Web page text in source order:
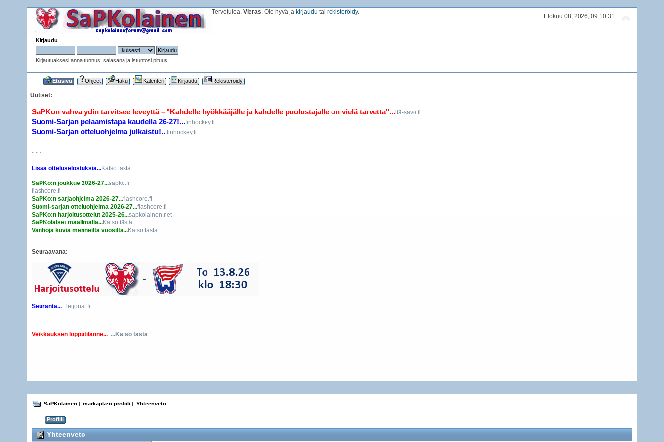
Elokuu 08, 2026, 09:10:31
Tervetuloa, Vieras. Ole hyvä ja kirjaudu tai rekisteröidy.
Kirjaudu
Kirjautuaksesi anna tunnus, salasana ja istuntosi pituus
Etusivu Ohjeet Haku Kalenteri Kirjaudu Rekisteröidy
Uutiset:
SaPKon vahva ydin tarvitsee leveyttä – "Kahdelle hyökkääjälle ja kahdelle puolustajalle on vielä tarvetta"...itä-savo.fi
Suomi-Sarjan pelaamistapa kaudella 26-27!...finhockey.fi
Suomi-Sarjan otteluohjelma julkaistu!...finhockey.fi
* * *
Lisää otteluselostuksia...Katso tästä
SaPKo:n joukkue 2026-27...sapko.fi
flashcore.fi
SaPKo:n sarjaohjelma 2026-27...flashcore.fi
Suomi-sarjan otteluohjelma 2026-27...flashcore.fi
SaPKo:n harjoitusottelut 2025-26...sapkolainen.net
SaPKolaiset maailmalla...Katso tästä
Vanhoja kuvia menneiltä vuosilta...Katso tästä
Seuraavana:
Seuranta... leijonat.fi
Veikkauksen lopputilanne... ...Katso tästä
SaPKolainen | markapla:n profiili| Yhteenveto
Profiili
Yhteenveto